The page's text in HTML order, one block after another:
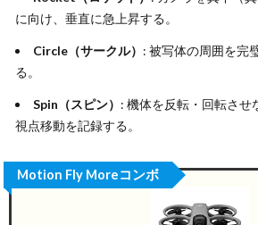
に向け、垂直に急上昇する。
Circle（サークル） : 被写体の周囲を完
る。
Spin（スピン） : 機体を反転・回転させ
視点移動を記録する。
Motion Fly Moreコンボ